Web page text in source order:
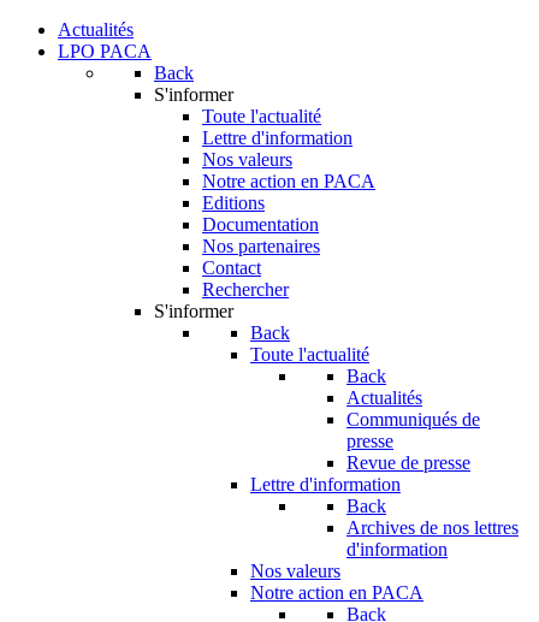
Actualités
LPO PACA
Back
S'informer
Toute l'actualité
Lettre d'information
Nos valeurs
Notre action en PACA
Editions
Documentation
Nos partenaires
Contact
Rechercher
S'informer
Back
Toute l'actualité
Back
Actualités
Communiqués de
presse
Revue de presse
Lettre d'information
Back
Archives de nos lettres
d'information
Nos valeurs
Notre action en PACA
Back